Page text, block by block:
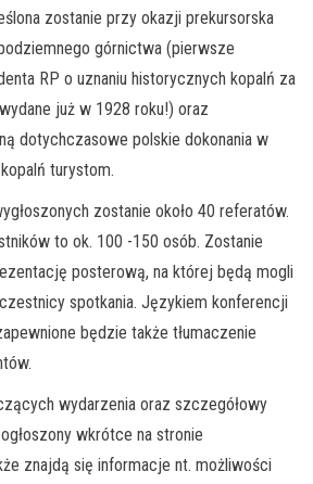
zostanie przy okazji prekursorska
górnictwa (pierwsze
RP o uznaniu historycznych kopalń za
już w 1928 roku!) oraz
dotychczasowe polskie dokonania w
turystom.
zostanie około 40 referatów.
to ok. 100 -150 osób. Zostanie
posterową, na której będą mogli
spotkania. Językiem konferencji
będzie także tłumaczenie
wydarzenia oraz szczegółowy
wkrótce na stronie
znajdą się informacje nt. możliwości